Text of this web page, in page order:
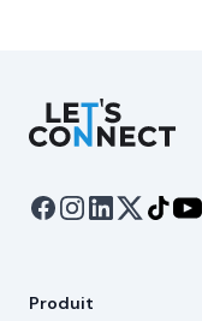
Let's Connect
Produit